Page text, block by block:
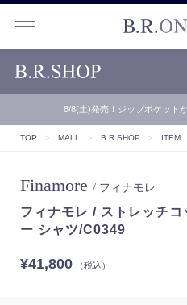
8/8(土)発売！ジップポケット
TOP ＞ MALL ＞ B.R.SHOP ＞ ITEM
Finamore / フィナモレ
フィナモレ / ストレッチ
ー シャツ/C0349
¥41,800（税込）